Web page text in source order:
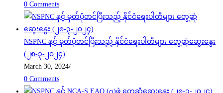
0 Comments
NSPNC နှင့် မှတ်ပုံတင်ပြီးသည့် နိုင်ငံရေးပါတီများ တွေ့ဆုံဆွေးနွေး
(၂၈-၃-၂၀၂၄)
March 30, 2024/
0 Comments